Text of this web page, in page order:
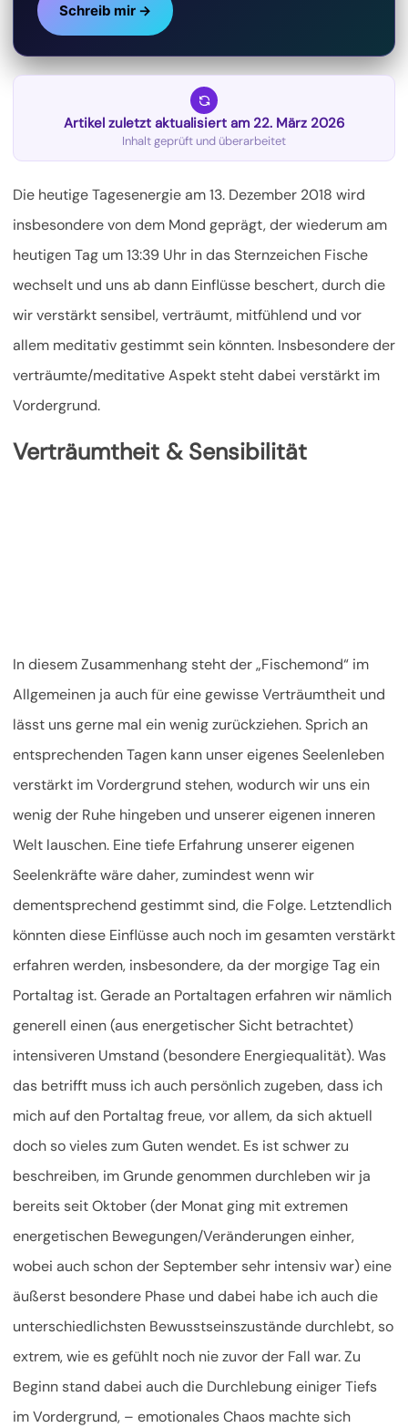
Schreib mir →
Artikel zuletzt aktualisiert am 22. März 2026
Inhalt geprüft und überarbeitet
Die heutige Tagesenergie am 13. Dezember 2018 wird
insbesondere von dem Mond geprägt, der wiederum am
heutigen Tag um 13:39 Uhr in das Sternzeichen Fische
wechselt und uns ab dann Einflüsse beschert, durch die
wir verstärkt sensibel, verträumt, mitfühlend und vor
allem meditativ gestimmt sein könnten. Insbesondere der
verträumte/meditative Aspekt steht dabei verstärkt im
Vordergrund.
Verträumtheit & Sensibilität
In diesem Zusammenhang steht der „Fischemond“ im
Allgemeinen ja auch für eine gewisse Verträumtheit und
lässt uns gerne mal ein wenig zurückziehen. Sprich an
entsprechenden Tagen kann unser eigenes Seelenleben
verstärkt im Vordergrund stehen, wodurch wir uns ein
wenig der Ruhe hingeben und unserer eigenen inneren
Welt lauschen. Eine tiefe Erfahrung unserer eigenen
Seelenkräfte wäre daher, zumindest wenn wir
dementsprechend gestimmt sind, die Folge. Letztendlich
könnten diese Einflüsse auch noch im gesamten verstärkt
erfahren werden, insbesondere, da der morgige Tag ein
Portaltag ist. Gerade an Portaltagen erfahren wir nämlich
generell einen (aus energetischer Sicht betrachtet)
intensiveren Umstand (besondere Energiequalität). Was
das betrifft muss ich auch persönlich zugeben, dass ich
mich auf den Portaltag freue, vor allem, da sich aktuell
doch so vieles zum Guten wendet. Es ist schwer zu
beschreiben, im Grunde genommen durchleben wir ja
bereits seit Oktober (der Monat ging mit extremen
energetischen Bewegungen/Veränderungen einher,
wobei auch schon der September sehr intensiv war) eine
äußerst besondere Phase und dabei habe ich auch die
unterschiedlichsten Bewusstseinszustände durchlebt, so
extrem, wie es gefühlt noch nie zuvor der Fall war. Zu
Beginn stand dabei auch die Durchlebung einiger Tiefs
im Vordergrund, – emotionales Chaos machte sich